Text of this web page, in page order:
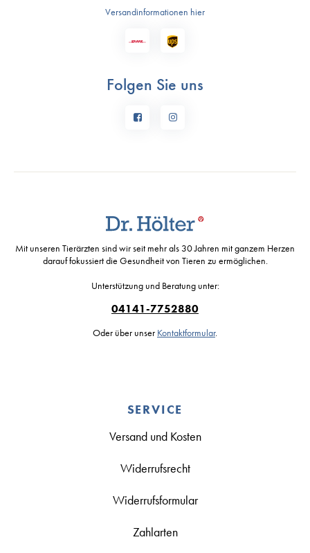
Versandinformationen hier
Folgen Sie uns
Mit unseren Tierärzten sind wir seit mehr als 30 Jahren mit ganzem Herzen
darauf fokussiert die Gesundheit von Tieren zu ermöglichen.
Unterstützung und Beratung unter:
04141-7752880
Oder über unser Kontaktformular.
SERVICE
Versand und Kosten
Widerrufsrecht
Widerrufsformular
Zahlarten